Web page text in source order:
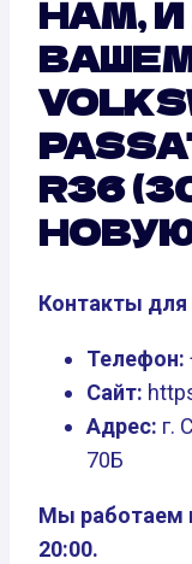
НАМ,
R36
Контакты для
Телефон:
Сайт:
Адрес: г.
70Б
Мы работаем
20:00.